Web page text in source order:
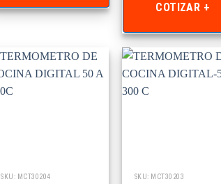
COTIZAR +
SKU: MCT30204 SKU: MCT30203